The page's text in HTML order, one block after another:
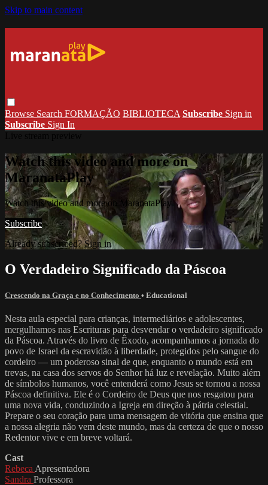
Skip to main content
Browse Search FORMAÇÃO BIBLIOTECA Subscribe Sign in
Subscribe Sign In
Watch this video and more on
MaranataPlay
Watch this video and more on MaranataPlay
Subscribe
Already subscribed?Sign in
O Verdadeiro Significado da Páscoa
Crescendo na Graça e no Conhecimento • Educational
Nesta aula especial para crianças, intermediários e adolescentes,
mergulhamos nas Escrituras para desvendar o verdadeiro significado
da Páscoa. Através do livro de Êxodo, acompanhamos a jornada do
povo de Israel da escravidão à liberdade, protegidos pelo sangue do
cordeiro — um poderoso sinal de que, enquanto o mundo está em
trevas, na casa dos servos do Senhor há luz e revelação. Muito além
de símbolos humanos, você entenderá como Jesus se tornou a nossa
Páscoa definitiva. Ele é o Cordeiro de Deus que nos resgatou para
uma nova vida, conduzindo a Igreja em direção à pátria celestial.
Prepare o seu coração para uma mensagem de vitória que ensina que
a nossa alegria não vem deste mundo, mas da certeza de que o nosso
Redentor vive e em breve voltará.
Cast
Rebeca Apresentadora
Sandra Professora